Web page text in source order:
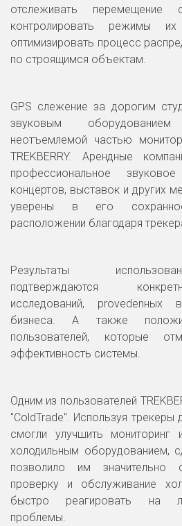
отслеживать перемещение
контролировать режимы
оптимизировать процесс
по строящимся объектам.
GPS слежение за дорогим
звуковым
неотъемлемой частью
TREKBERRY. Арендные
профессиональное
концертов, выставок и других
уверены в его
расположении благодаря
Результаты
подтверждаются
исследований, provedenных
бизнеса. А также
пользователей, которые
эффективность системы.
Одним из пользователей
"ColdTrade". Используя трекеры
смогли улучшить
холодильным оборудованием,
позволило им значительно
проверку и обслуживание
быстро реагировать на
проблемы.